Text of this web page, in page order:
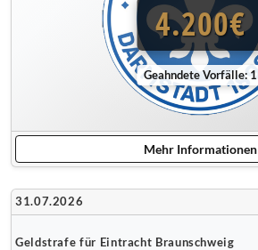
4.200€
Geahndete Vorfälle: 1
Mehr Informationen
31.07.2026
Geldstrafe für Eintracht Braunschweig